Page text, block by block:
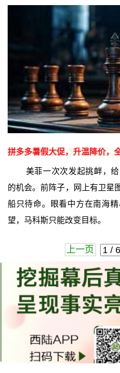
拼多多暑假大促，升温降价，
美菲一次次发起挑衅，
的机会。前阵子，网上有卫星
船只待命。眼看中方在南海
望，马科斯只能改变目标。
上一页